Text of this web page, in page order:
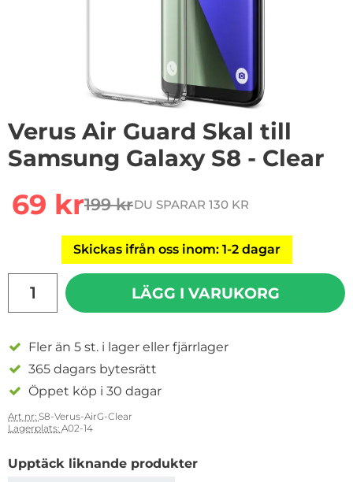
1/5
Verus Air Guard Skal till
Samsung Galaxy S8 - Clear
rea pris
69 krtidigare pris
199 krDU SPARAR 130 KR
Skickas ifrån oss inom: 1-2 dagar
LÄGG I VARUKORG
Fler än 5 st. i lager eller fjärrlager
365 dagars bytesrätt
Öppet köp i 30 dagar
Art nr: S8-Verus-AirG-Clear
Lagerplats: A02-14
Upptäck liknande produkter